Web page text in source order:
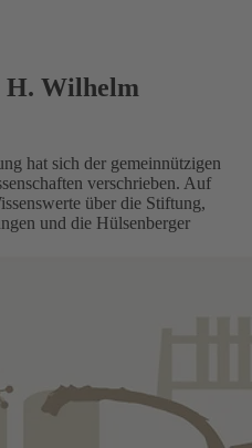
H. Wilhelm
hat sich der gemeinnützigen
verschrieben. Auf
über die Stiftung,
und die Hülsenberger